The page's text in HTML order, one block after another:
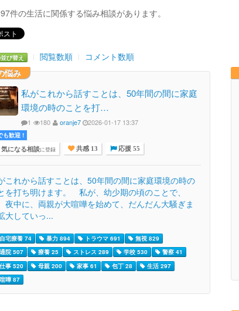
件の生活に関係する悩み相談があります。
び替え 閲覧数順
コメント数順
悩み
私がこれから話すことは、50年間の間に家庭
環境の時のことを打…
1 180 oranje7 2026-01-17 13:37
も歓迎 !
気になる相談に登録 共感 13 応援 55
これから話すことは、50年間の間に家庭環境の時の
を打ち明けます。 私が、幼少期の頃のことで、
夜中に、両親が大喧嘩を始めて、だんだん大騒ぎま
大していっ...
宅療養 74 暴力 894 トラウマ 691
無視 829
院 507
療養 25 ストレス 289 学校 530
警察 41
事 520
母親 200 家事 61 包丁 28
生活 297
嘩 87